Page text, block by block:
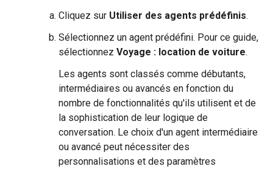
Cliquez sur Utiliser des agents prédéfinis.
Sélectionnez un agent prédéfini. Pour ce guide,
sélectionnez Voyage : location de voiture.
Les agents sont classés comme débutants,
intermédiaires ou avancés en fonction du
nombre de fonctionnalités qu'ils utilisent et de
la sophistication de leur logique de
conversation. Le choix d'un agent intermédiaire
ou avancé peut nécessiter des
personnalisations et des paramètres